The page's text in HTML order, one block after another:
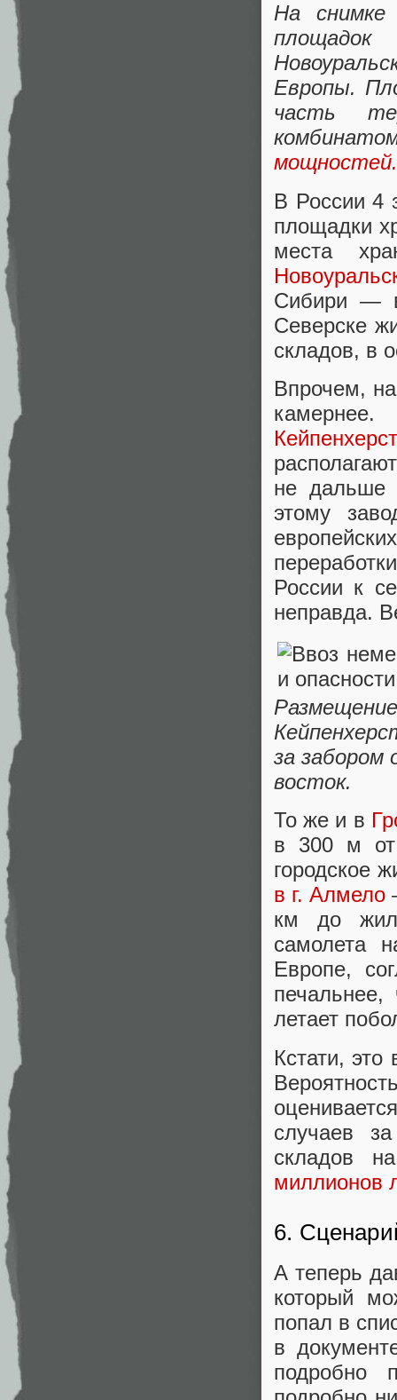
На снимке
Европы.
часть
мощностей.
В России 4
площадки
места
Сибири
Северске
складов, в
Впрочем,
Кейпенхерст
не
этому
России к
неправда.
за
восток.
То же и в
в 300 м
городское
в г. Алмело
км до
самолета
Европе,
летает
Кстати, это
случаев
складов
миллионов
6.
А теперь
который
попал в
в
подробно